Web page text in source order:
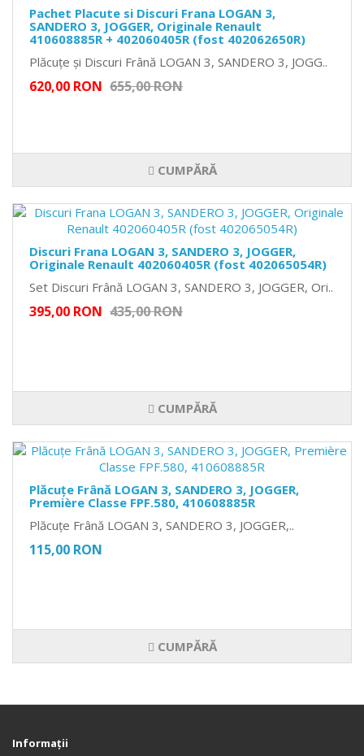
Pachet Placute si Discuri Frana LOGAN 3,
SANDERO 3, JOGGER, Originale Renault
410608885R + 402060405R (fost 402062650R)
Plăcuțe și Discuri Frână LOGAN 3, SANDERO 3, JOGG..
620,00 RON 655,00 RON
CUMPĂRĂ
Discuri Frana LOGAN 3, SANDERO 3, JOGGER,
Originale Renault 402060405R (fost 402065054R)
Set Discuri Frână LOGAN 3, SANDERO 3, JOGGER, Ori..
395,00 RON 435,00 RON
CUMPĂRĂ
Plăcuțe Frână LOGAN 3, SANDERO 3, JOGGER,
Première Classe FPF.580, 410608885R
Plăcuțe Frână LOGAN 3, SANDERO 3, JOGGER,..
115,00 RON
CUMPĂRĂ
Informaţii